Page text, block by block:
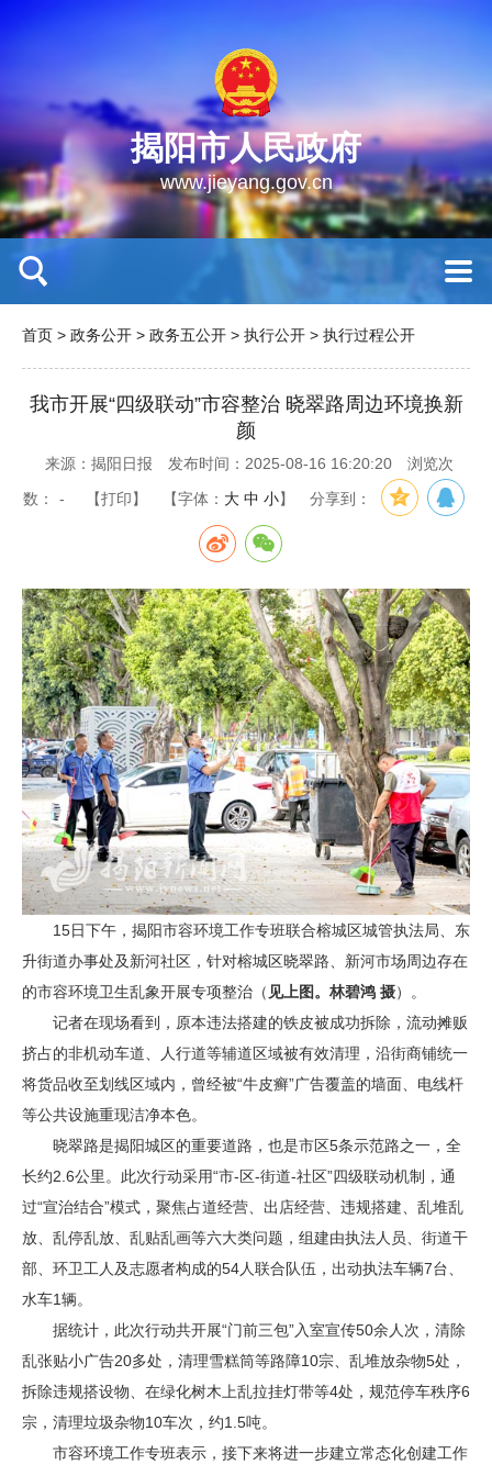
揭阳市人民政府
www.jieyang.gov.cn
首页 > 政务公开 > 政务五公开 > 执行公开 > 执行过程公开
我市开展“四级联动”市容整治 晓翠路周边环境换新
颜
来源：揭阳日报 发布时间：2025-08-16 16:20:20 浏览次
数： - 【打印】 【字体： 大 中 小】 分享到：
15日下午，揭阳市容环境工作专班联合榕城区城管执法局、东
升街道办事处及新河社区，针对榕城区晓翠路、新河市场周边存在
的市容环境卫生乱象开展专项整治（ 见上图。林碧鸿 摄）。
记者在现场看到，原本违法搭建的铁皮被成功拆除，流动摊贩
挤占的非机动车道、人行道等辅道区域被有效清理，沿街商铺统一
将货品收至划线区域内，曾经被“牛皮癣”广告覆盖的墙面、电线杆
等公共设施重现洁净本色。
晓翠路是揭阳城区的重要道路，也是市区5条示范路之一，全
长约2.6公里。此次行动采用“市-区-街道-社区”四级联动机制，通
过“宣治结合”模式，聚焦占道经营、出店经营、违规搭建、乱堆乱
放、乱停乱放、乱贴乱画等六大类问题，组建由执法人员、街道干
部、环卫工人及志愿者构成的54人联合队伍，出动执法车辆7台、
水车1辆。
据统计，此次行动共开展“门前三包”入室宣传50余人次，清除
乱张贴小广告20多处，清理雪糕筒等路障10宗、乱堆放杂物5处，
拆除违规搭设物、在绿化树木上乱拉挂灯带等4处，规范停车秩序6
宗，清理垃圾杂物10车次，约1.5吨。
市容环境工作专班表示，接下来将进一步建立常态化创建工作